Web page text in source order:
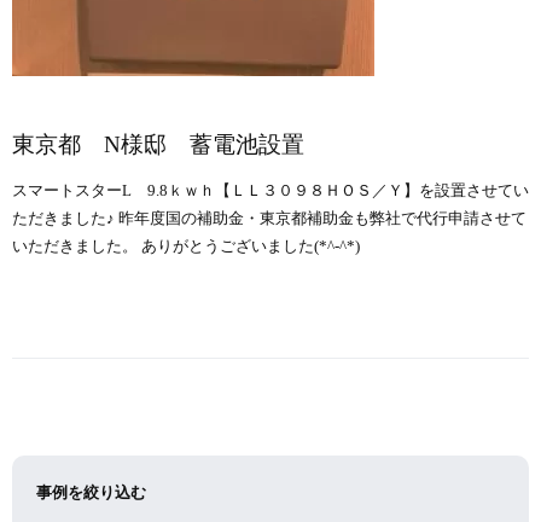
東京都 N様邸 蓄電池設置
スマートスターL 9.8ｋｗｈ【ＬＬ３０９８ＨＯＳ／Ｙ】を設置させてい
ただきました♪ 昨年度国の補助金・東京都補助金も弊社で代行申請させて
いただきました。 ありがとうございました(*^-^*)
事例を絞り込む